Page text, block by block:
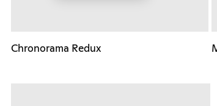
Chronorama Redux